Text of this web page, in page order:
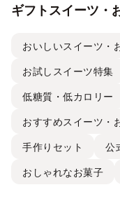
ギフトスイーツ・
おいしいスイーツ・
お試しスイーツ特集
低糖質・低カロリー
おすすめスイーツ・
手作りセット 公
おしゃれなお菓子